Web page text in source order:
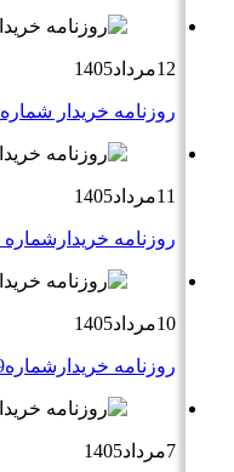
12مرداد1405
روزنامه خریدار شماره2201
11مرداد1405
روزنامه خریدارشماره 2200
10مرداد1405
روزنامه خریدارشماره2199
7مرداد1405